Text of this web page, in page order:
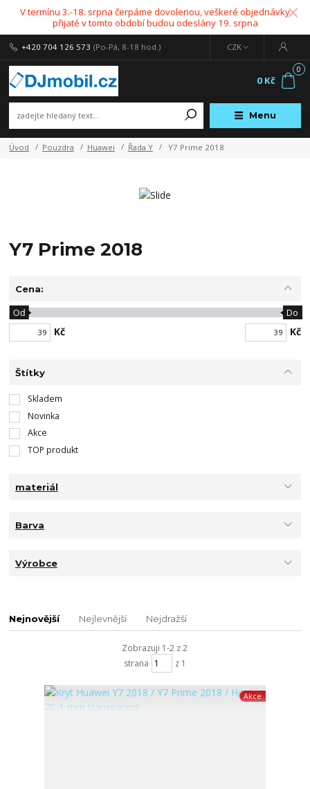
V termínu 3.-18. srpna čerpáme dovolenou, veškeré objednávky
přijaté v tomto období budou odeslány 19. srpna
Menu
CZK
+420 704 126 573 (Po-Pá, 8-18 hod.)
0
0 Kč
Úvod Pouzdra Huawei Řada Y Y7 Prime 2018
Y7 Prime 2018
Cena:
Kč
Od Do
Kč
Štítky
Skladem
Novinka
Akce
TOP produkt
materiál
Barva
Výrobce
Nejnovější Nejlevnější Nejdražší
Zobrazuji 1-2 z 2
strana
z 1
Akce